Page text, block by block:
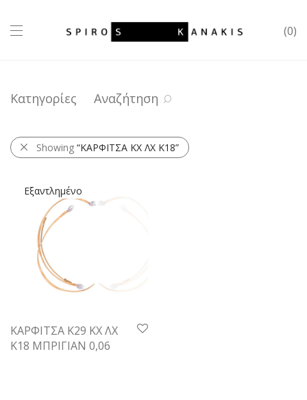
0
Κατηγορίες Αναζήτηση
Showing “ΚΑΡΦΙΤΣΑ ΚΧ ΛΧ Κ18”
ΚΑΡΦΙΤΣΑ Κ29 ΚΧ ΛΧ
Κ18 ΜΠΡΙΓΙΑΝ 0,06